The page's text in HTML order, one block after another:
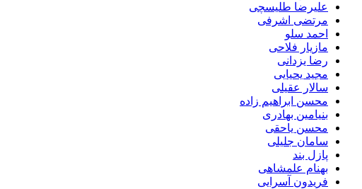
علیرضا طلیسچی
مرتضی اشرفی
احمد سلو
مازیار فلاحی
رضا یزدانی
مجید یحیایی
سالار عقیلی
محسن ابراهیم زاده
بنیامین بهادری
محسن یاحقی
سامان جلیلی
پازل بند
بهنام علمشاهی
فریدون آسرایی